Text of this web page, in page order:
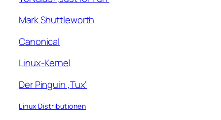
Mark Shuttleworth
Canonical
Linux-Kernel
Der Pinguin ‚Tux‘
Linux Distributionen